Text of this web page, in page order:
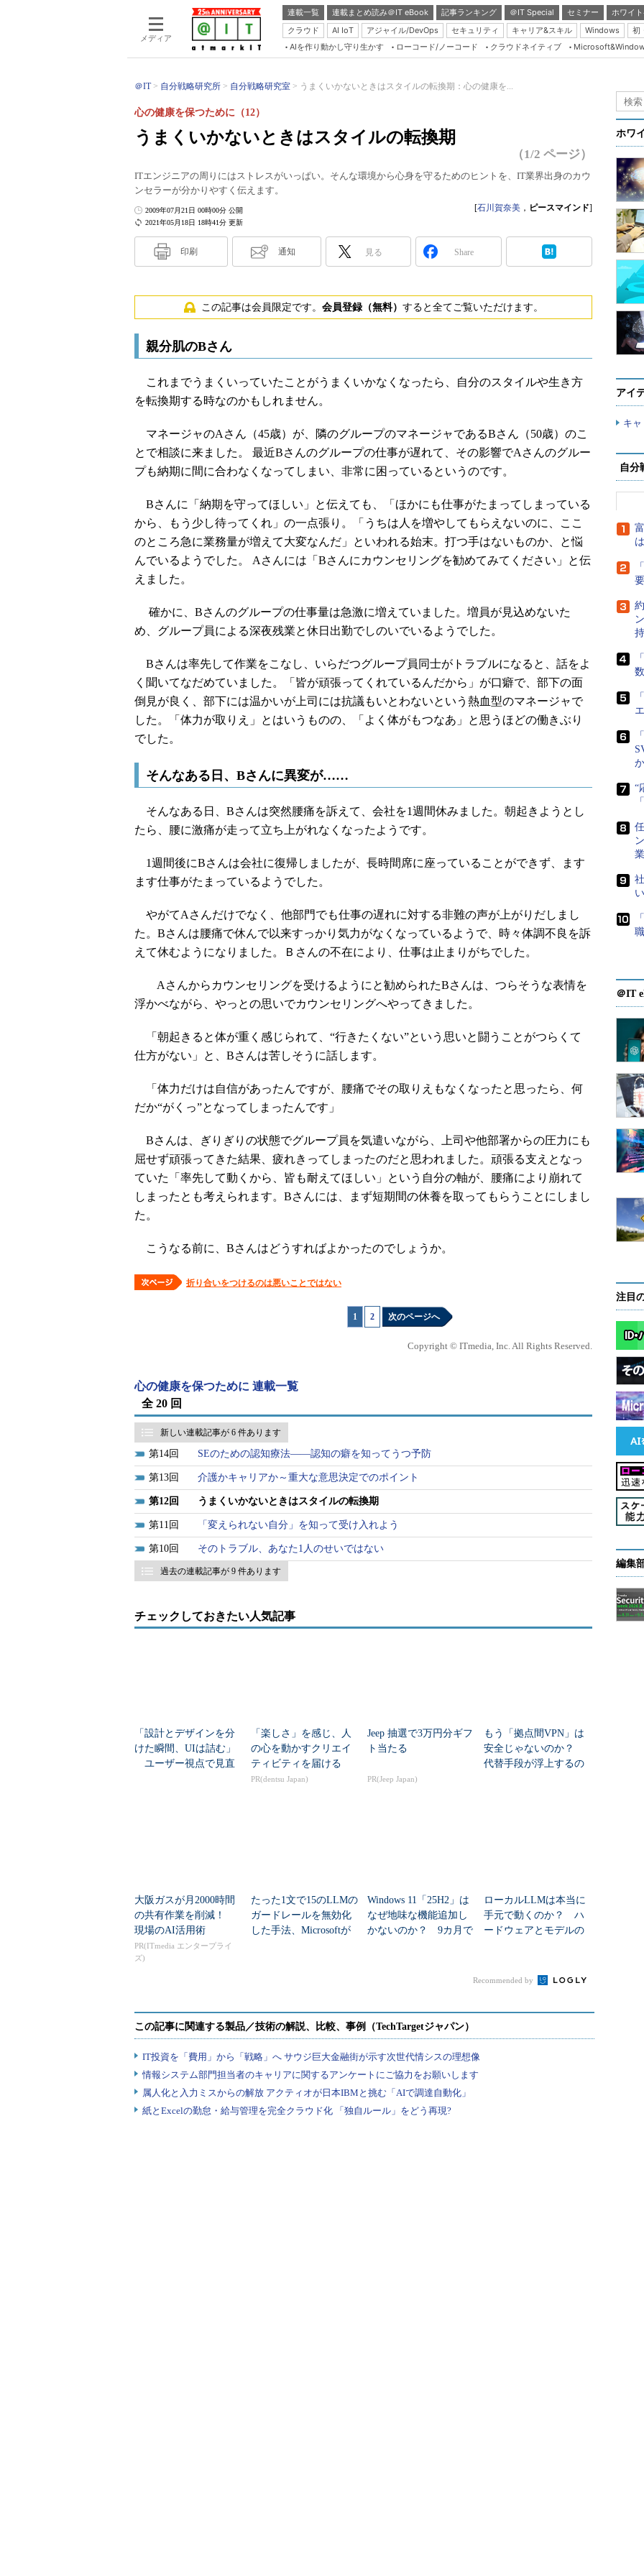
メディア
連載一覧 連載まとめ読み＠IT eBook 記事ランキング ＠IT Special セミナー
ホワイ
クラウド
AI IoT アジャイル/DevOps セキュリティ キャリア&スキル Windows
初
Server & Storage
Database Expert
Master of IP Network
Security & Trust
Test & Tools
AIを作り動かし守り生かす ローコード/ノーコード クラウドネイティブ
＠IT 自分戦略研究所 自分戦略研究室 うまくいかないときはスタイルの転換期：心の健康を...
うまくいかないときはスタイルの転換期
心の健康を保つために（12）
（1/2 ページ）
ITエンジニアの周りにはストレスがいっぱい。そんな環境から心身を守るためのヒントを、IT業界出身のカウ
ンセラーが分かりやすく伝えます。
2021年05月18日 18時41分 更新
2009年07月21日 00時00分 公開 [石川賀奈美 ， ピースマインド]
印刷 通知 見る Share
この記事は会員限定です。 会員登録（無料） すると全てご覧いただけます。
親分肌のBさん
これまでうまくいっていたことがうまくいかなくなったら、自分のスタイルや生き方
を転換期する時なのかもしれません。
マネージャのAさん（45歳）が、隣のグループのマネージャであるBさん（50歳）のこ
とで相談に来ました。 最近Bさんのグループの仕事が遅れて、その影響でAさんのグルー
プも納期に間に合わなくなってしまい、非常に困っているというのです。
Bさんに「納期を守ってほしい」と伝えても、「ほかにも仕事がたまってしまっている
から、もう少し待ってくれ」の一点張り。「うちは人を増やしてもらえないのに、ここ
のところ急に業務量が増えて大変なんだ」といわれる始末。打つ手はないものか、と悩
んでいるようでした。 Aさんには「Bさんにカウンセリングを勧めてみてください」と伝
えました。
確かに、Bさんのグループの仕事量は急激に増えていました。増員が見込めないた
め、グループ員による深夜残業と休日出勤でしのいでいるようでした。
Bさんは率先して作業をこなし、いらだつグループ員同士がトラブルになると、話をよ
く聞いてなだめていました。「皆が頑張ってくれているんだから」が口癖で、部下の面
倒見が良く、部下には温かいが上司には抗議もいとわないという熱血型のマネージャで
した。「体力が取りえ」とはいうものの、「よく体がもつなあ」と思うほどの働きぶり
でした。
そんなある日、Bさんに異変が……
そんなある日、Bさんは突然腰痛を訴えて、会社を1週間休みました。朝起きようとし
たら、腰に激痛が走って立ち上がれなくなったようです。
1週間後にBさんは会社に復帰しましたが、長時間席に座っていることができず、ます
ます仕事がたまっているようでした。
やがてAさんだけでなく、他部門でも仕事の遅れに対する非難の声が上がりだしまし
た。Bさんは腰痛で休んで以来すっかり気力がなくなっているようで、時々体調不良を訴
えて休むようになりました。Ｂさんの不在により、仕事は止まりがちでした。
Aさんからカウンセリングを受けるようにと勧められたBさんは、つらそうな表情を
浮かべながら、やっとの思いでカウンセリングへやってきました。
「朝起きると体が重く感じられて、“行きたくない”という思いと闘うことがつらくて
仕方がない」と、Bさんは苦しそうに話します。
「体力だけは自信があったんですが、腰痛でその取りえもなくなったと思ったら、何
だか“がくっ”となってしまったんです」
Bさんは、ぎりぎりの状態でグループ員を気遣いながら、上司や他部署からの圧力にも
屈せず頑張ってきた結果、疲れきってしまったのだと思われました。頑張る支えとなっ
ていた「率先して動くから、皆も耐えてほしい」という自分の軸が、腰痛により崩れて
しまったとも考えられます。Bさんには、まず短期間の休養を取ってもらうことにしまし
た。
こうなる前に、Bさんはどうすればよかったのでしょうか。
折り合いをつけるのは悪いことではない
1 2 次のページへ
Copyright © ITmedia, Inc. All Rights Reserved.
心の健康を保つために 連載一覧
全 20 回
新しい連載記事が 6 件あります
14 SEのための認知療法――認知の癖を知ってうつ予防
13 介護かキャリアか～重大な意思決定でのポイント
12 うまくいかないときはスタイルの転換期
11 「変えられない自分」を知って受け入れよう
10 そのトラブル、あなた1人のせいではない
過去の連載記事が 9 件あります
チェックしておきたい人気記事
「設計とデザインを分
けた瞬間、UIは詰む」
ユーザー視点で見直
「楽しさ」を感じ、人
の心を動かすクリエイ
ティビティを届ける
PR(dentsu Japan)
Jeep 抽選で3万円分ギフ
ト当たる
PR(Jeep Japan)
もう「拠点間VPN」は
安全じゃないのか？
代替手段が浮上するの
大阪ガスが月2000時間
の共有作業を削減！
現場のAI活用術
PR(ITmedia エンタープライ
ズ)
たった1文で15のLLMの
ガードレールを無効化
した手法、Microsoftが
Windows 11「25H2」は
なぜ地味な機能追加し
かないのか？ 9カ月で
ローカルLLMは本当に
手元で動くのか？ ハ
ードウェアとモデルの
Recommended by
ホワ
アイ
キ
自分
か
“
＠IT
注目
編集